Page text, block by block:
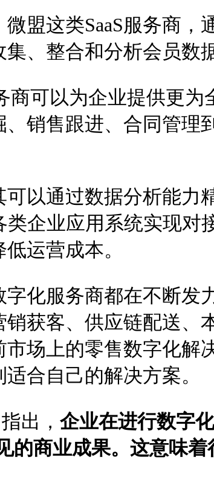
盟这类SaaS服务商
、整合和分析会员数
商可以为企业提供更
销售跟进、合同管理
以通过数据分析能力
类企业应用系统实现
运营成本。
化服务商都在不断发
获客、供应链配送、
场上的零售数字化解
合自己的解决方案。
出， 企业在进行数字
的商业成果。这意味